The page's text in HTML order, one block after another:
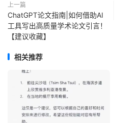
上一篇
ChatGPT论文指南|如何借助AI
工具写出高质量学术论文引言！
【建议收藏】
相关推荐